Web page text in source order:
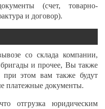
(счет, товарно-
и договор).
со склада компании,
и прочее, Вы также
этом вам также будут
платежные документы.
отгрузка юридическим